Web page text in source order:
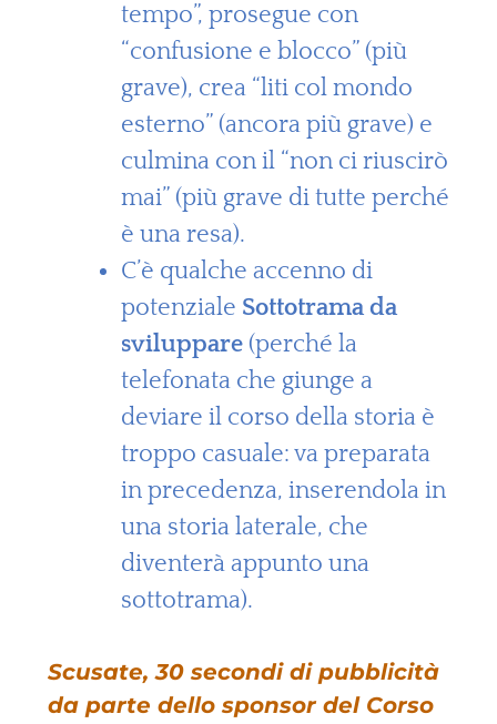
tempo”, prosegue con
“confusione e blocco” (più
grave), crea “liti col mondo
esterno” (ancora più grave) e
culmina con il “non ci riuscirò
mai” (più grave di tutte perché
è una resa).
C’è qualche accenno di
potenziale Sottotrama da
sviluppare (perché la
telefonata che giunge a
deviare il corso della storia è
troppo casuale: va preparata
in precedenza, inserendola in
una storia laterale, che
diventerà appunto una
sottotrama).
Scusate, 30 secondi di pubblicità
da parte dello sponsor del Corso